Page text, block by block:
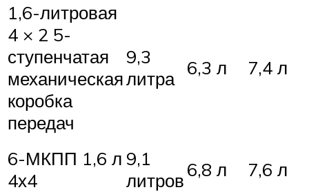
1,6-литровая
4 × 2 5-
ступенчатая
механическая
коробка
передач
9,3
литра 6,3 л 7,4 л
6-МКПП 1,6 л
4х4
9,1
литров6,8 л 7,6 л